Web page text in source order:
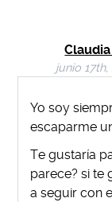
junio 17th,
Yo soy
escaparme
Te gustaría
parece? si te
a seguir con